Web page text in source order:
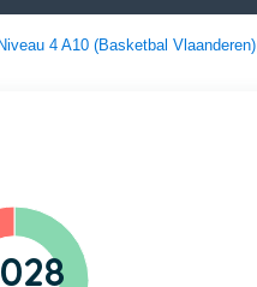
4 A10 (Basketbal Vlaanderen)